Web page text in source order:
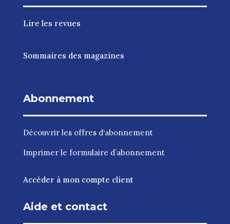
Lire les revues
Sommaires des magazines
Abonnement
Découvrir les offres d‘abonnement
Imprimer le formulaire d’abonnement
Accéder à mon compte client
Aide et contact